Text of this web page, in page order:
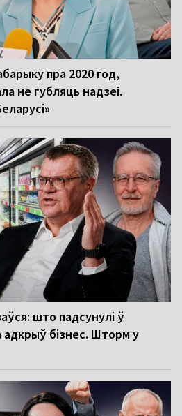
пра 2020 год,
не губляць надзеі.
што падсунулі ў
бізнес. Шторм у